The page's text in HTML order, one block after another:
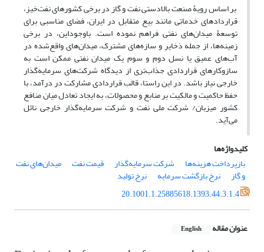
بر اساس رویۀ صنعت بالادستی نفت و گاز در برخی کشورهای نفت‌خیز،
قراردادهای خدماتی مانند بیع متقابل در ایران، فضای مناسبی برای
توسعۀ میدان‌های نفتی فراهم نموده است. باوجوداین، در برخی
زمینه‌ها، از جمله ذخایر و سازه‌های مشترک، میدان‌های واقع‌شده در
آب‌های عمیق یا نسل دوم و سوم یک میدان نفتی ممکن است به
سازوکارهای قراردادی جذاب‌تری از دیدگاه شرکت‌های سرمایه‌گذار
خارجی نیاز باشد. در این راستا، قالب قراردادی مشارکت در درآمد، با
حفظ حاکمیت و مالکیت بر منابع و محصولات، به ایجاد تعادل میان منافع
کشور میزبان/ شرکت ملی نفت و شرکت سرمایه‌گذار خارجی نائل
می‌آید.
کلیدواژه‌ها
بازپرداخت هزینه‌ها
شرکت سرمایه‌گذار قیمت نفت میدان‌های نفت
و گاز نرخ بازگشت سرمایه
نرخ تولید
20.1001.1.25885618.1393.44.3.1.4
عنوان مقاله English